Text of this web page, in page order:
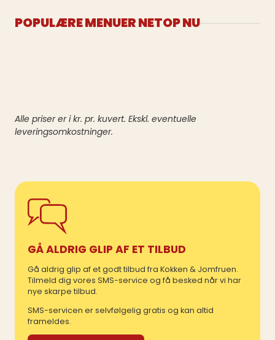
POPULÆRE MENUER NETOP NU
Alle priser er i kr. pr. kuvert. Ekskl. eventuelle
leveringsomkostninger.
GÅ ALDRIG GLIP AF ET TILBUD
Gå aldrig glip af et godt tilbud fra Kokken & Jomfruen.
Tilmeld dig vores SMS-service og få besked når vi har
nye skarpe tilbud.
SMS-servicen er selvfølgelig gratis og kan altid
frameldes.